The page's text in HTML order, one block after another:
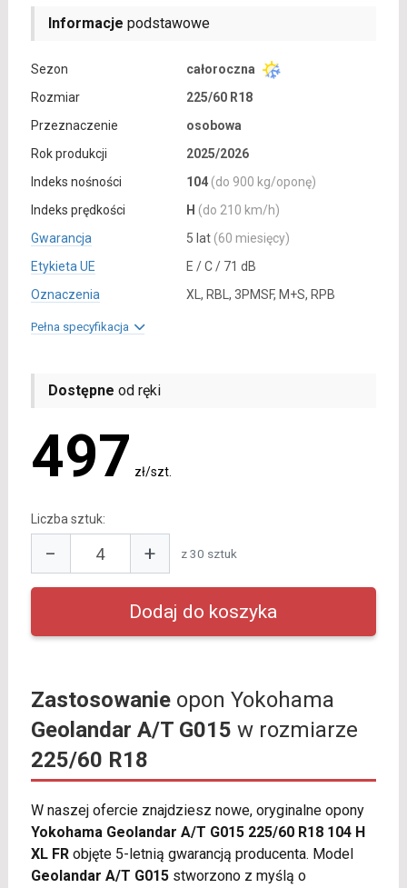
Informacje podstawowe
Sezon
całoroczna
Rozmiar
225/60 R18
Przeznaczenie
osobowa
Rok produkcji
2025/2026
Indeks nośności
104 (do 900 kg/oponę)
Indeks prędkości
H (do 210 km/h)
Gwarancja
5 lat (60 miesięcy)
Etykieta UE
E / C / 71 dB
Oznaczenia
XL, RBL, 3PMSF, M+S, RPB
Pełna specyfikacja
Dostępne od ręki
497 zł/szt.
Liczba sztuk:
− + z 30 sztuk
Zastosowanieopon Yokohama
Geolandar A/T G015 w rozmiarze
225/60 R18
W naszej ofercie znajdziesz nowe, oryginalne opony
Yokohama Geolandar A/T G015 225/60 R18 104 H
XL FRobjęte 5-letnią gwarancją producenta. Model
Geolandar A/T G015stworzono z myślą o